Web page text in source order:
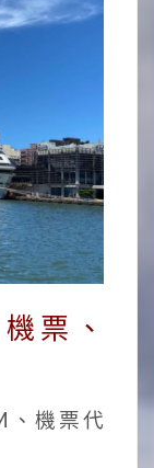
票、
、機票代